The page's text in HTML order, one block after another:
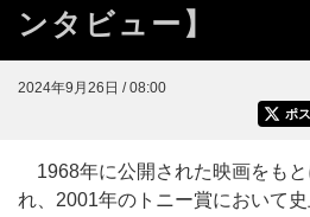
ンタビュー】
2024年9月26日 / 08:00
ポ
1968年に公開された映画をもと
れ、2001年のトニー賞において